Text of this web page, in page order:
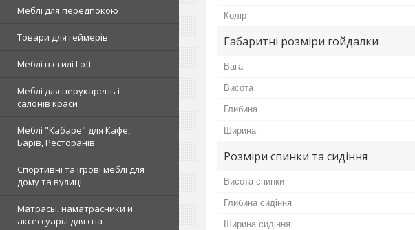
Меблі для передпокою
Товари для геймерів
Меблі в стилі Loft
Меблі для перукарень і
салонів краси
Меблі "Кабаре" для Кафе,
Барів, Ресторанів
Спортивні та Ігрові меблі для
дому та вулиці
Матрасы, наматрасники и
аксессуары для сна
Колір
Габаритні розміри гойдалки
Вага
Висота
Глибина
Ширина
Розміри спинки та сидіння
Висота спинки
Глибина сидіння
Ширина сидіння